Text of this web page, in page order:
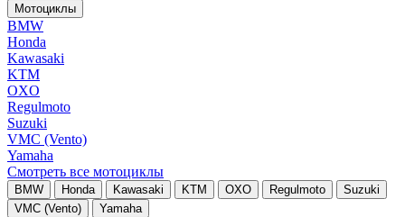
Мотоциклы
BMW
Honda
Kawasaki
KTM
OXO
Regulmoto
Suzuki
VMC (Vento)
Yamaha
Смотреть все мотоциклы
BMW Honda Kawasaki KTM OXO Regulmoto
Suzuki
VMC (Vento)
Yamaha